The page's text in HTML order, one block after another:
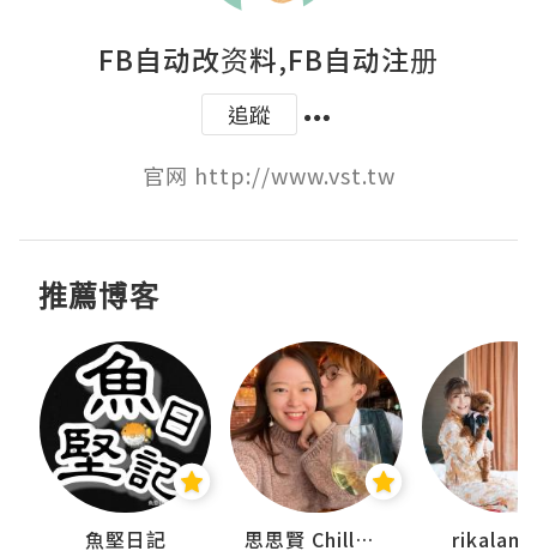
FB自动改资料,FB自动注册
追蹤
官网 http://www.vst.tw
推薦博客
魚堅日記 思思賢 ChillMyBabe